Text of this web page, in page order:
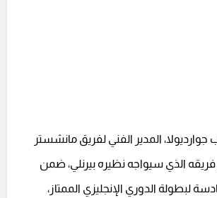
المدير الفني لفريق مانشستر
الذي سيواجه نظيره بيرنلي، ضمن
لبطولة الدوري الإنجليزي الممتاز،